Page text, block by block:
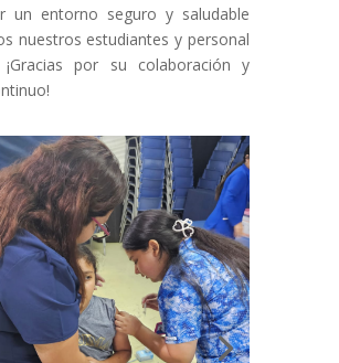
un entorno seguro y saludable
nuestros estudiantes y personal
¡Gracias por su colaboración y